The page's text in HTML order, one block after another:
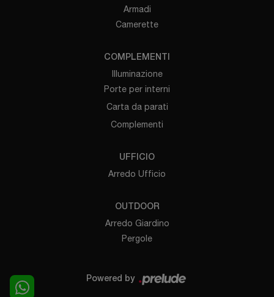
Armadi
Camerette
COMPLEMENTI
Illuminazione
Porte per interni
Carta da parati
Complementi
UFFICIO
Arredo Ufficio
OUTDOOR
Arredo Giardino
Pergole
Powered by